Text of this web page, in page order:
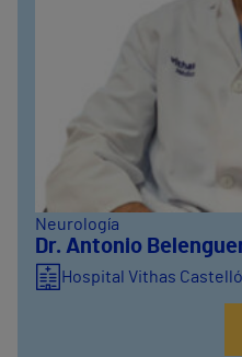
Neurología
Dr. Antonio
Hospital Vithas